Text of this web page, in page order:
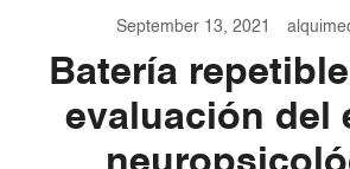
September 13, 2021
Batería
evaluación del